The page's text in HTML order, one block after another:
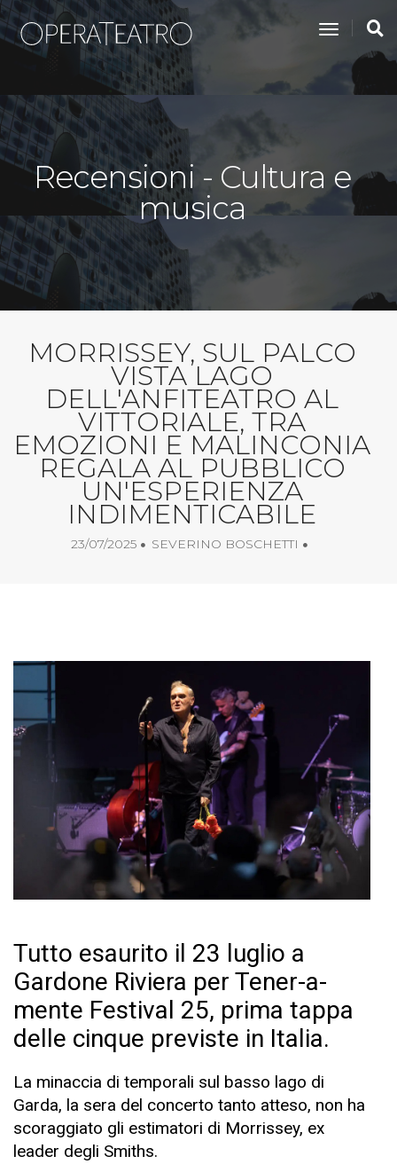
toggle
Recensioni - Cultura e
musica
MORRISSEY, SUL PALCO
VISTA LAGO
DELL'ANFITEATRO AL
VITTORIALE, TRA
EMOZIONI E MALINCONIA
REGALA AL PUBBLICO
UN'ESPERIENZA
INDIMENTICABILE
23/07/2025 SEVERINO BOSCHETTI
Tutto esaurito il 23 luglio a
Gardone Riviera per Tener-a-
mente Festival 25, prima tappa
delle cinque previste in Italia.
La minaccia di temporali sul basso lago di
Garda, la sera del concerto tanto atteso, non ha
scoraggiato gli estimatori di Morrissey, ex
leader degli Smiths.